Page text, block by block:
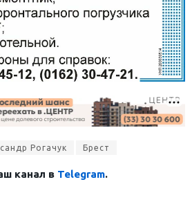
Рогачук Брест
канал в Telegram.